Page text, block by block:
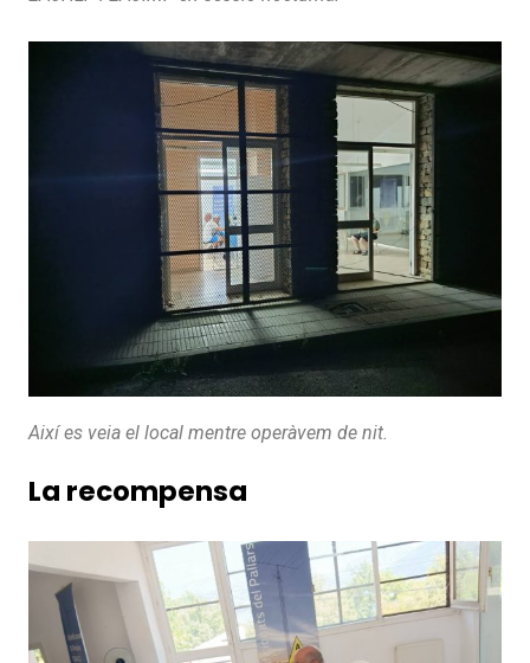
Així es veia el local mentre operàvem de nit.
La recompensa